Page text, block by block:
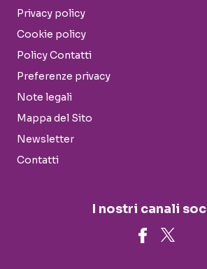
Privacy policy
Cookie policy
Policy Contatti
Preferenze privacy
Note legali
Mappa del Sito
Newsletter
Contatti
I nostri canali